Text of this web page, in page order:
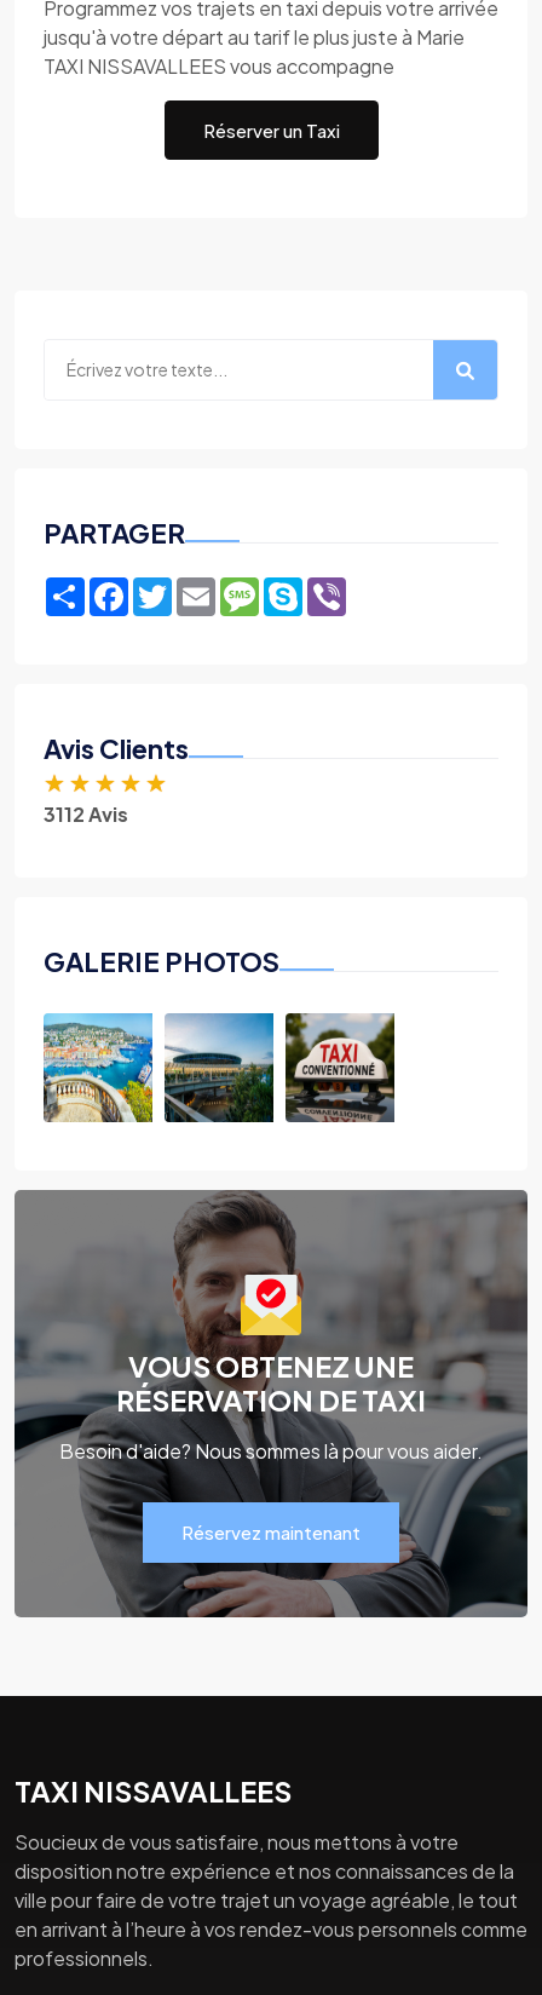
Programmez vos trajets en taxi depuis votre arrivée
jusqu'à votre départ au tarif le plus juste à Marie
TAXI NISSAVALLEES vous accompagne
Réserver un Taxi
PARTAGER
ShareFacebook
TwitterEmailMessage
Skype
Avis Clients
★ ★ ★ ★ ★
3112 Avis
GALERIE PHOTOS
VOUS OBTENEZ UNE
RÉSERVATION DE TAXI
Besoin d'aide? Nous sommes là pour vous aider.
Réservez maintenant
TAXI NISSAVALLEES
Soucieux de vous satisfaire, nous mettons à votre
disposition notre expérience et nos connaissances de la
ville pour faire de votre trajet un voyage agréable, le tout
en arrivant à l’heure à vos rendez-vous personnels comme
professionnels.